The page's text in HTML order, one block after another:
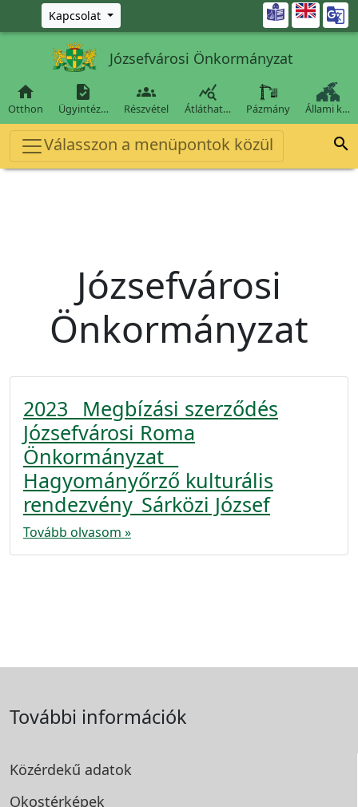
Ugrás a fő tartalomra
Kapcsolat 
Józsefvárosi Önkormányzat

Otthon

Ügyintéz…

Részvétel

Átláthat… Pázmány Állami k…
Válasszon a menüpontok közül 
Józsefvárosi
Önkormányzat
2023_ Megbízási szerződés
Józsefvárosi Roma
Önkormányzat _
Hagyományőrző kulturális
rendezvény_Sárközi József
Tovább olvasom »
További információk
Közérdekű adatok
Okostérképek